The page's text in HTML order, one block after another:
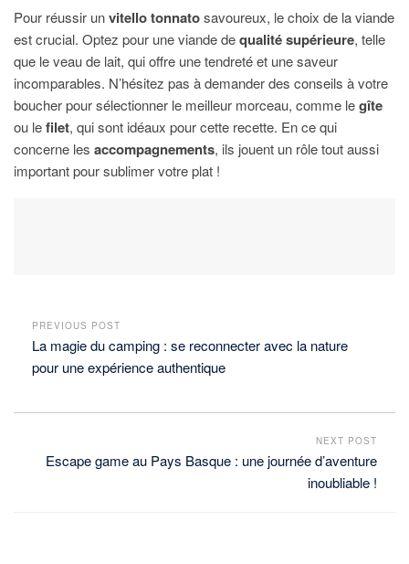
Pour réussir unvitello tonnatosavoureux, le choix de la viande
est crucial. Optez pour une viande dequalité supérieure, telle
que le veau de lait, qui offre une tendreté et une saveur
incomparables. N’hésitez pas à demander des conseils à votre
boucher pour sélectionner le meilleur morceau, comme legîte
ou lefilet, qui sont idéaux pour cette recette. En ce qui
concerne les accompagnements, ils jouent un rôle tout aussi
important pour sublimer votre plat !
PREVIOUS POST
La magie du camping : se reconnecter avec la nature
pour une expérience authentique
NEXT POST
Escape game au Pays Basque : une journée d’aventure
inoubliable !